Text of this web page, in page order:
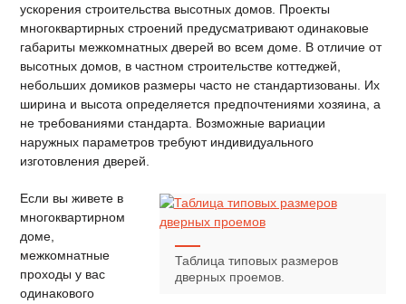
ускорения строительства высотных домов. Проекты
многоквартирных строений предусматривают одинаковые
габариты межкомнатных дверей во всем доме. В отличие от
высотных домов, в частном строительстве коттеджей,
небольших домиков размеры часто не стандартизованы. Их
ширина и высота определяется предпочтениями хозяина, а
не требованиями стандарта. Возможные вариации
наружных параметров требуют индивидуального
изготовления дверей.
Таблица типовых размеров
дверных проемов.
Если вы живете в
многоквартирном
доме,
межкомнатные
проходы у вас
одинакового